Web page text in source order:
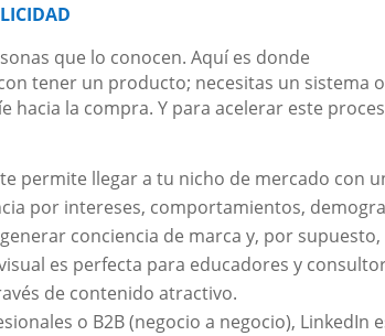
que lo conocen. Aquí es donde
tener un producto; necesitas un sistema o
hacia la compra. Y para acelerar este
permite llegar a tu nicho de mercado con
por intereses, comportamientos,
conciencia de marca y, por supuesto,
es perfecta para educadores y
de contenido atractivo.
o B2B (negocio a negocio), LinkedIn